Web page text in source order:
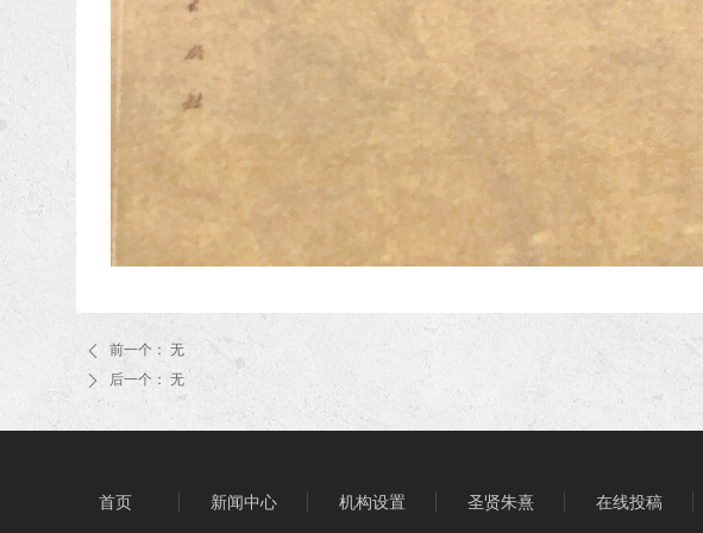
ꄴ 前一个： 无
ꄲ 后一个： 无
首页 新闻中心 机构设置 圣贤朱熹 在线投稿